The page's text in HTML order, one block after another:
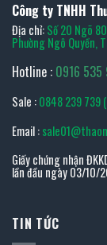
Công ty TNHH
Địa chỉ:Số 20 Ngõ
Phường Ngô Quyền,
Hotline : 0916 535
Sale :0848 239 739
Email :
Giấy chứng nhận
lần đầu ngày 03/10/
TIN TỨC